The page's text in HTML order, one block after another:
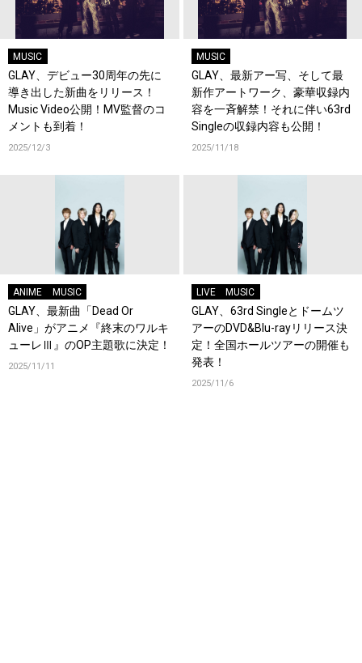
MUSIC
GLAY、デビュー30周年の先に
導き出した新曲をリリース！
Music Video公開！MV監督のコ
メントも到着！
2025/12/3
MUSIC
GLAY、最新アー写、そして最
新作アートワーク、豪華収録内
容を一斉解禁！それに伴い63rd
Singleの収録内容も公開！
2025/11/18
ANIME MUSIC
GLAY、最新曲「Dead Or
Alive」がアニメ『終末のワルキ
ューレⅢ』のOP主題歌に決定！
2025/11/11
LIVE MUSIC
GLAY、63rd Singleとドームツ
アーのDVD&Blu-rayリリース決
定！全国ホールツアーの開催も
発表！
2025/11/6